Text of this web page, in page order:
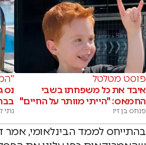
פוסט מטלטל
איבד את כל משפחתו בשבי
החמאס: "הייתי מוותר על החיים"
פנחס בן זיו
נס
נתי
בהתייחס לממד הבינלאומי, אמר